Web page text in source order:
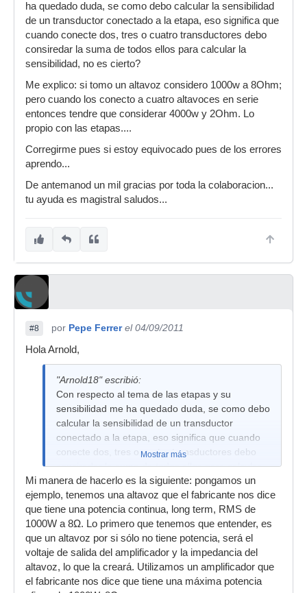
ha quedado duda, se como debo calcular la sensibilidad
de un transductor conectado a la etapa, eso significa que
cuando conecte dos, tres o cuatro transductores debo
consiredar la suma de todos ellos para calcular la
sensibilidad, no es cierto?
Me explico: si tomo un altavoz considero 1000w a 8Ohm;
pero cuando los conecto a cuatro altavoces en serie
entonces tendre que considerar 4000w y 2Ohm. Lo
propio con las etapas....
Corregirme pues si estoy equivocado pues de los errores
aprendo...
De antemanod un mil gracias por toda la colaboracion...
tu ayuda es magistral saludos...
#8 por Pepe Ferrer el 04/09/2011
Hola Arnold,
"Arnold18" escribió:
Con respecto al tema de las etapas y su
sensibilidad me ha quedado duda, se como debo
calcular la sensibilidad de un transductor
conectado a la etapa, eso significa que cuando
conecte dos, tres o cuatro transductores debo
consiredar la suma de todos ellos para calcular
la sensibilidad, no es cierto?
Me explico: si tomo un altavoz considero 1000w
a 8Ohm; pero cuando los conecto a cuatro
altavoces en serie entonces tendre que
considerar 4000w y 2Ohm. Lo propio con las
etapas....
Mostrar más
Mi manera de hacerlo es la siguiente: pongamos un
ejemplo, tenemos una altavoz que el fabricante nos dice
que tiene una potencia continua, long term, RMS de
1000W a 8Ω. Lo primero que tenemos que entender, es
que un altavoz por si sólo no tiene potencia, será el
voltaje de salida del amplificador y la impedancia del
altavoz, lo que la creará. Utilizamos un amplificador que
el fabricante nos dice que tiene una máxima potencia